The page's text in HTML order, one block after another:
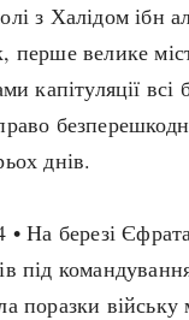
з Халідом ібн
перше велике
капітуляції
днів.
• На березі
під
поразки